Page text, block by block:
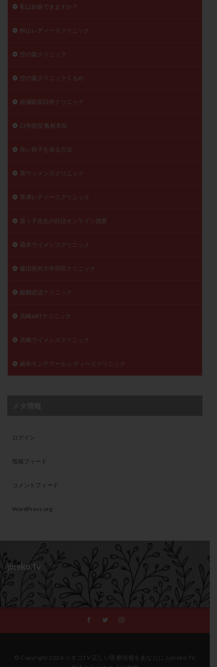
私は妊娠できますか？
秋山レディースクリニック
空の森クリニック
空の森クリニックくるめ
綾瀬駅前臼井クリニック
臼井医院 亀有本院
良い卵子を採る方法
英ウィメンズクリニック
草津レディースクリニック
菜々子先生の妊活オンライン授業
蔵本ウイメンズクリニック
藤田医科大学羽田クリニック
醍醐渡辺クリニック
高崎ARTクリニック
高橋ウイメンズクリニック
麻布モンテアール レディースクリニック
ログイン
投稿フィード
コメントフィード
WordPress.org
jineko.tv
© Copyright 2026 ジネコTV 正しい医療情報をあなたに | jineko TV